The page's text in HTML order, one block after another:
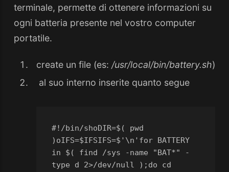
terminale, permette di ottenere informazioni su
ogni batteria presente nel vostro computer
portatile.
create un file (es: /usr/local/bin/battery.sh)
al suo interno inserite quanto segue
#!/bin/shoDIR=$( pwd
) oIFS=$IFSIFS=$'\n' for BATTERY
in $( find /sys -name "BAT*" -
type d 2>/dev/null ); do